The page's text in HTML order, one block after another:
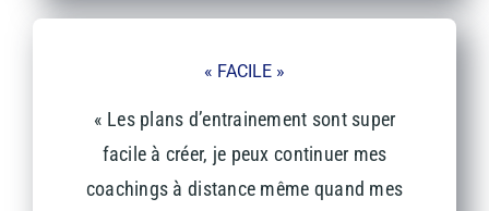
« FACILE »
« Les plans d’entrainement sont super
facile à créer, je peux continuer mes
coachings à distance même quand mes